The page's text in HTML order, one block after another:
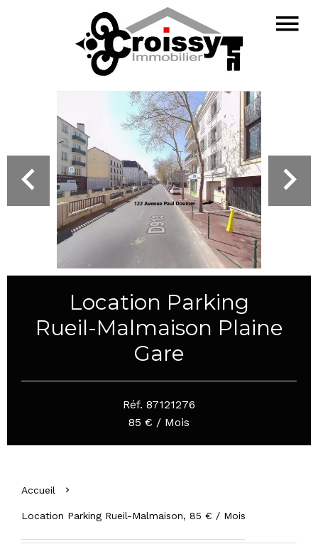
Location Parking
Rueil-Malmaison Plaine
Gare
Réf. 87121276
85 € / Mois
Accueil
Location Parking Rueil-Malmaison, 85 € / Mois